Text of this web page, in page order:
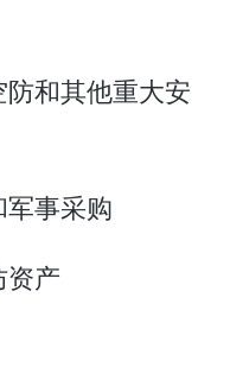
和其他重大安
事采购
产